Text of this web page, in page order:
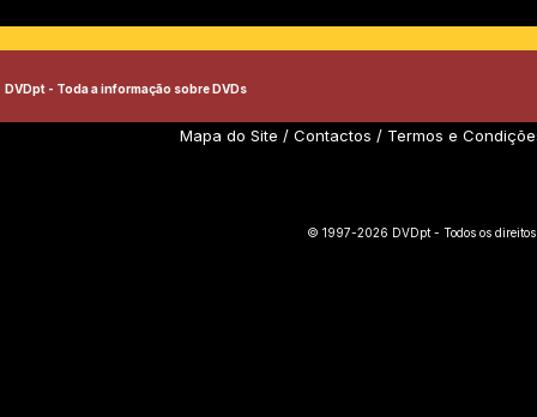
DVDpt - Toda a informação sobre DVDs
Mapa do Site / Contactos / Termos e
© 1997-2026 DVDpt - Todos os direitos